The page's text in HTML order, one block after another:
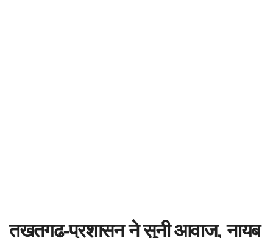
तखतगढ-प्रशासन ने सुनी आवाज, नायब